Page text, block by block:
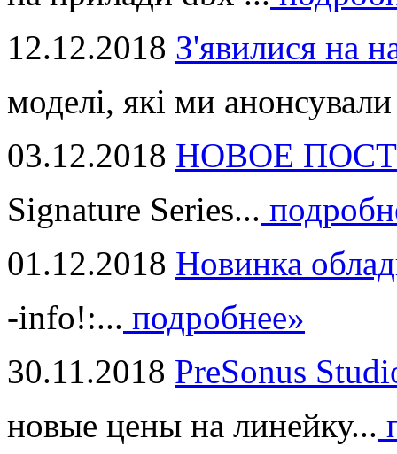
12.12.2018 З'явилися на
моделі, які ми
03.12.2018 НОВОЕ
Signature Series...
01.12.2018 Новинка
-info!:... подробнее»
30.11.2018 PreSonus
новые цены на линейку...